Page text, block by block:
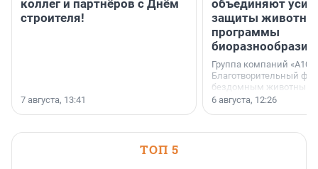
коллег и партнёров с Днём
строителя!
7 августа, 13:41
объединяют
защиты
программы
биоразнообразия
Группа компаний
Благотворительный
бездомным животным
заключили соглашение
6 августа, 12:26
ТОП 5